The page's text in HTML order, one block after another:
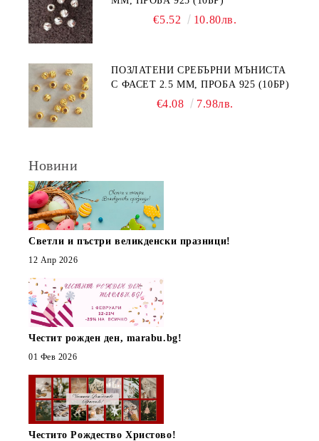
€5.52 10.80лв.
ПОЗЛАТЕНИ СРЕБЪРНИ МЪНИСТА
С ФАСЕТ 2.5 ММ, ПРОБА 925 (10БР)
€4.08 7.98лв.
Новини
Светли и пъстри великденски празници!
12 Апр 2026
Честит рожден ден, marabu.bg!
01 Фев 2026
Честито Рождество Христово!